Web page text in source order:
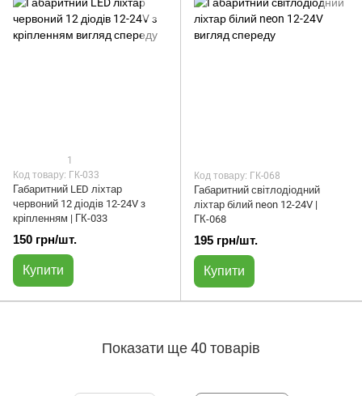
1
Код товару: ГК-033
Габаритний LED ліхтар
червоний 12 діодів 12-24V з
кріпленням | ГК-033
150 грн/шт.
Купити
Код товару: ГК-068
Габаритний світлодіодний
ліхтар білий neon 12-24V |
ГК-068
195 грн/шт.
Купити
Показати ще 40 товарів